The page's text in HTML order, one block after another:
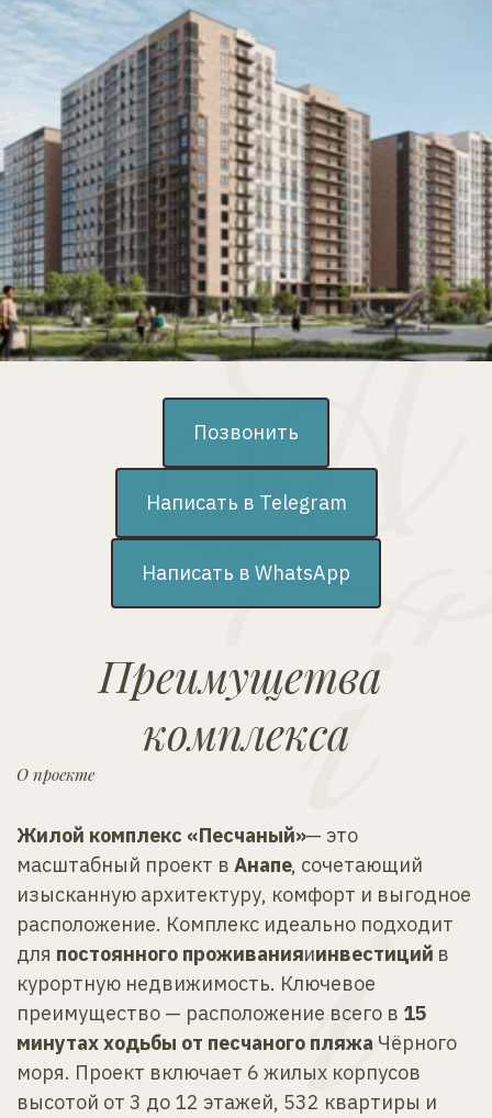
Позвонить
Написать в Telegram
Написать в WhatsApp
Преимущетва
комплекса
О проекте
Жилой комплекс «Песчаный»— это
масштабный проект в Анапе, сочетающий
изысканную архитектуру, комфорт и выгодное
расположение. Комплекс идеально подходит
для постоянного проживанияиинвестиций в
курортную недвижимость. Ключевое
преимущество — расположение всего в 15
минутах ходьбы от песчаного пляжа Чёрного
моря. Проект включает 6 жилых корпусов
высотой от 3 до 12 этажей, 532 квартиры и